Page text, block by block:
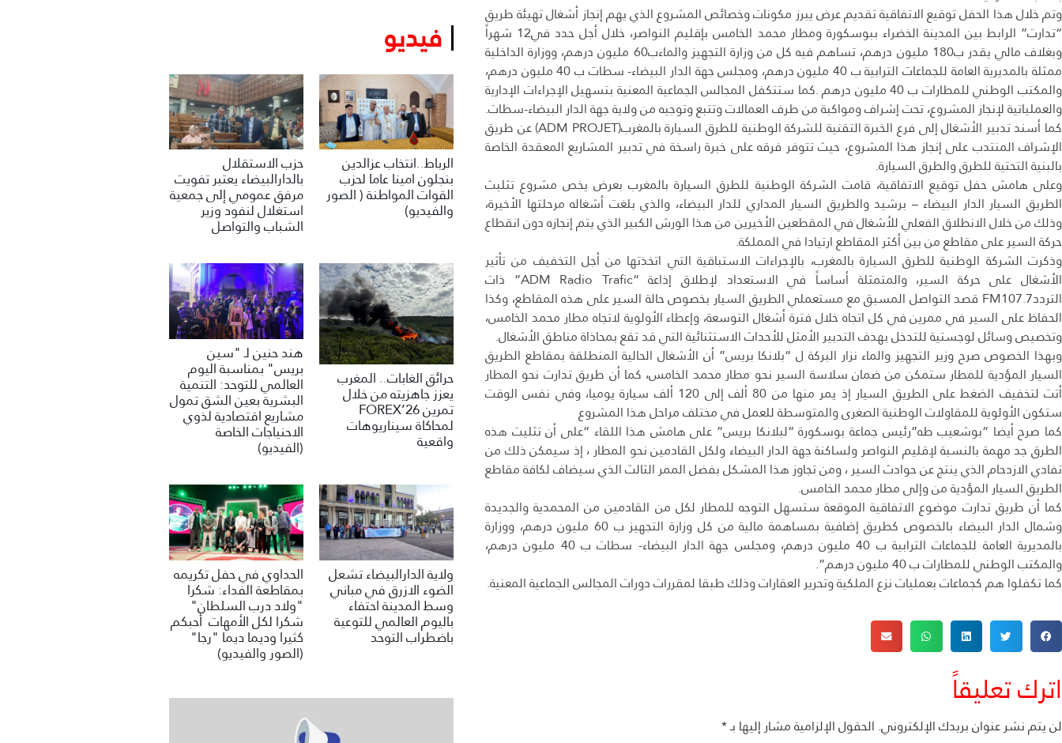
وتم خلال هذا الحفل توقيع الاتفاقية تقديم عرض يبرز مكونات وخصائص المشروع الذي يهم إنجاز أشغال تهيئة طريق
“تدارت” الرابط بين المدينة الخضراء ببوسكورة ومطار محمد الخامس بإقليم النواصر، خلال أجل حدد في12 شهراً
وبغلاف مالي يقدر ب180 مليون درهم، تساهم فيه كل من وزارة التجهيز والماءب60 مليون درهم، ووزارة الداخلية
ممثلة بالمديرية العامة للجماعات الترابية ب 40 مليون درهم، ومجلس جهة الدار البيضاء- سطات ب 40 مليون درهم،
والمكتب الوطني للمطارات ب 40 مليون درهم .كما ستتكفل المجالس الجماعية المعنية بتسهيل الإجراءات الإدارية
والعملياتية لإنجاز المشروع، تحت إشراف ومواكبة من طرف العمالات وتتبع وتوجيه من ولاية جهة الدار البيضاء-سطات.
كما أسند تدبير الأشغال إلى فرع الخبرة التقنية للشركة الوطنية للطرق السيارة بالمغرب(ADM PROJET) عن طريق
الإشراف المنتدب على إنجاز هذا المشروع، حيث تتوفر فرقه على خبرة راسخة في تدبير المشاريع المعقدة الخاصة
بالبنية التحتية للطرق والطرق السيارة.
وعلى هامش حفل توقيع الاتفاقية، قامت الشركة الوطنية للطرق السيارة بالمغرب بعرض يخص مشروع تثليث
الطريق السيار الدار البيضاء – برشيد والطريق السيار المداري للدار البيضاء، والذي بلغت أشغاله مرحلتها الأخيرة،
وذلك من خلال الانطلاق الفعلي للأشغال في المقطعين الأخيرين من هذا الورش الكبير الذي يتم إنجازه دون انقطاع
حركة السير على مقاطع من بين أكثر المقاطع ارتيادا في المملكة.
وذكرت الشركة الوطنية للطرق السيارة بالمغرب، بالإجراءات الاستباقية التي اتخذتها من أجل التخفيف من تأثير
الأشغال على حركة السير، والمتمثلة أساساً في الاستعداد لإطلاق إذاعة “ADM Radio Trafic” ذات
الترددFM107.7 قصد التواصل المسبق مع مستعملي الطريق السيار بخصوص حالة السير على هذه المقاطع، وكذا
الحفاظ على السير في ممرين في كل اتجاه خلال فترة أشغال التوسعة، وإعطاء الأولوية لاتجاه مطار محمد الخامس،
وتخصيص وسائل لوجستية للتدخل بهدف التدبير الأمثل للأحداث الاستثنائية التي قد تقع بمحاذاة مناطق الأشغال.
وبهذا الخصوص صرح وزير التجهيز والماء نزار البركة ل “بلانكا بريس” أن الأشغال الحالية المنطلقة بمقاطع الطريق
السيار المؤدية للمطار ستمكن من ضمان سلاسة السير نحو مطار محمد الخامس، كما أن طريق تدارت نحو المطار
أتت لتخفيف الضغط على الطريق السيار إذ يمر منها من 80 ألف إلى 120 ألف سيارة يوميا، وفي نفس الوقت
ستكون الأولوية للمقاولات الوطنية الصغرى والمتوسطة للعمل في مختلف مراحل هذا المشروع
كما صرح أيضا “بوشعيب طه”رئيس جماعة بوسكورة “لبلانكا بريس” على هامش هذا اللقاء “على أن تثليت هذه
الطرق جد مهمة بالنسبة لإقليم النواصر ولساكنة جهة الدار البيضاء ولكل القادمين نحو المطار ، إذ سيمكن ذلك من
تفادي الازدحام الذي ينتج عن حوادث السير ، ومن تجاوز هذا المشكل بفضل الممر الثالث الذي سيضاف لكافة مقاطع
الطريق السيار المؤدية من وإلى مطار محمد الخامس.
كما أن طريق تدارت موضوع الاتفاقية الموقعة ستسهل التوجه للمطار لكل من القادمين من المحمدية والجديدة
وشمال الدار البيضاء بالخصوص كطريق إضافية بمساهمة مالية من كل وزارة التجهيز ب 60 مليون درهم، ووزارة
بالمديرية العامة للجماعات الترابية ب 40 مليون درهم، ومجلس جهة الدار البيضاء- سطات ب 40 مليون درهم،
والمكتب الوطني للمطارات ب 40 مليون درهم”.
كما تكفلوا هم كجماعات بعمليات نزع الملكية وتحرير العقارات وذلك طبقا لمقررات دورات المجالس الجماعية المعنية.
اترك تعليقاً
لن يتم نشر عنوان بريدك الإلكتروني.الحقول الإلزامية مشار إليها بـ*
فيديو
الرباط..انتخاب عزالدين
بنجلون امينا عاما لحزب
القوات المواطنة ( الصور
والفيديو)
حزب الاستقلال
بالدارالبيضاء يعتبر تفويت
مرفق عمومي إلى جمعية
استغلال لنفود وزير
الشباب والتواصل
حرائق الغابات.. المغرب
يعزز جاهزيته من خلال
تمرين FOREX’26
لمحاكاة سيناريوهات
واقعية
هند حنين لـ "سين
بريس" بمناسبة اليوم
العالمي للتوحد: التنمية
البشرية بعين الشق تمول
مشاريع اقتصادية لذوي
الاحنياجات الخاصة
(الفيديو)
ولاية الدارالبيضاء تشعل
الضوء الازرق في مباني
وسط المدينة احتفاء
باليوم العالمي للتوعية
باضطراب التوحد
الحداوي في حفل تكريمه
بمقاطعة الفداء: شكرا
"ولاد درب السلطان"
شكرا لكل الأمهات أحبكم
كثيرا وديما ديما "رجا"
(الصور والفيديو)